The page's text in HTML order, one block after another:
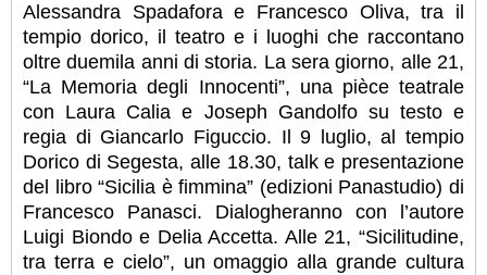
Alessandra Spadafora e Francesco Oliva, tra il
tempio dorico, il teatro e i luoghi che raccontano
oltre duemila anni di storia. La sera giorno, alle 21,
“La Memoria degli Innocenti”, una pièce teatrale
con Laura Calia e Joseph Gandolfo su testo e
regia di Giancarlo Figuccio. Il 9 luglio, al tempio
Dorico di Segesta, alle 18.30, talk e presentazione
del libro “Sicilia è fimmina” (edizioni Panastudio) di
Francesco Panasci. Dialogheranno con l’autore
Luigi Biondo e Delia Accetta. Alle 21, “Sicilitudine,
tra terra e cielo”, un omaggio alla grande cultura